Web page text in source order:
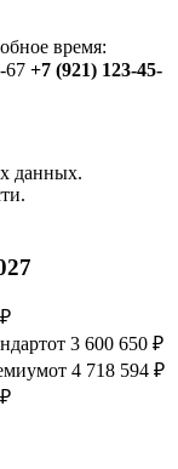
время:
67 +7 (921) 123-45-
данных.
от 3 600 650 ₽
от 4 718 594 ₽